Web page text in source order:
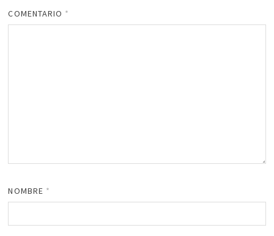
COMENTARIO *
NOMBRE *